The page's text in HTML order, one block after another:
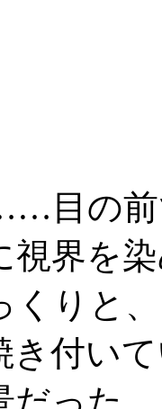
の前
視界を
くりと
き付い